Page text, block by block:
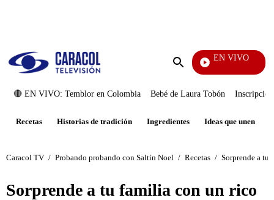
Enviar
EN VIVO
Noticias
🔴 EN VIVO: Temblor en Colombia Bebé de Laura Tobón
Recetas Historias de tradición Ingredientes Ideas que unen
Caracol TV / Probando probando con Saltín Noel / Recetas / Sorprende a tu
Sorprende a tu familia con un rico